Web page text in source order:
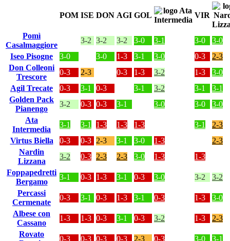
POM ISE DON AGI GOL VIR
Pomì
Casalmaggiore
3-2 3-2 3-2 3-0 3-1 3-0
3-0
Iseo Pisogne
3-0 3-0 1-3 3-1 3-0 0-3
2-3
Don Colleoni
Trescore
0-3 2-3 0-3 1-3 3-2 1-3
3-0
Agil Trecate
0-3 3-1 0-3 3-1 3-2 3-1
3-1
Golden Pack
Pianengo
3-2 0-3 0-3 3-1 3-0 3-0
3-0
Ata
Intermedia
3-1 3-1 1-3 1-3 1-3 3-1
2-3
Virtus Biella
0-3 0-3 2-3 3-1 3-0 1-3
2-3
Nardin
Lizzana
3-2 0-3 2-3 2-3 3-0 1-3
1-3
Foppapedretti
Bergamo
3-1 0-3 1-3 3-1 0-3 3-0 3-2
3-2
Percassi
Cermenate
0-3 3-1 0-3 1-3 3-1 0-3 1-3
3-0
Albese con
Cassano
1-3 1-3 0-3 3-1 0-3 3-2 1-3
2-3
Rovato
0-3 0-3 0-3 0-3 2-3 0-3 3-0
3-1